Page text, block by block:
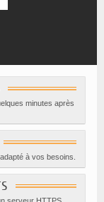
minutes après
à vos besoins.